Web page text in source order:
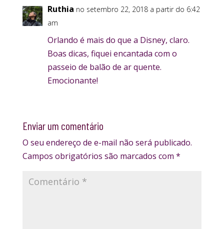
Ruthia no setembro 22, 2018 a partir do 6:42
am
Orlando é mais do que a Disney, claro.
Boas dicas, fiquei encantada com o
passeio de balão de ar quente.
Emocionante!
Enviar um comentário
O seu endereço de e-mail não será publicado.
Campos obrigatórios são marcados com *